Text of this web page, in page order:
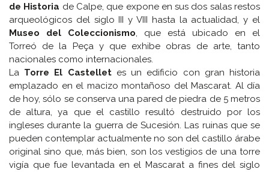
de Historia de Calpe, que expone en sus dos salas restos
arqueológicos del siglo III y VIII hasta la actualidad, y el
Museo del Coleccionismo, que está ubicado en el
Torreó de la Peça y que exhibe obras de arte, tanto
nacionales como internacionales.
La Torre El Castelletes un edificio con gran historia
emplazado en el macizo montañoso del Mascarat. Al día
de hoy, sólo se conserva una pared de piedra de 5 metros
de altura, ya que el castillo resultó destruido por los
ingleses durante la guerra de Sucesión. Las ruinas que se
pueden contemplar actualmente no son del castillo árabe
original sino que, más bien, son los vestigios de una torre
vigía que fue levantada en el Mascarat a fines del siglo